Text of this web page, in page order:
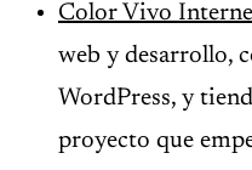
Color Vivo
web y desarrollo,
WordPress, y
proyecto que